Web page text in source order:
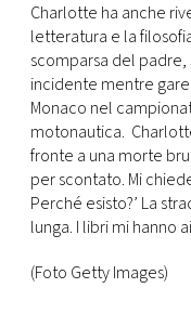
Charlotte ha anche
letteratura e la
scomparsa del padre,
incidente mentre
Monaco nel
motonautica.
fronte a una morte
per scontato. Mi
Perché esisto?’ La
lunga. I libri mi hanno
(Foto Getty Images)